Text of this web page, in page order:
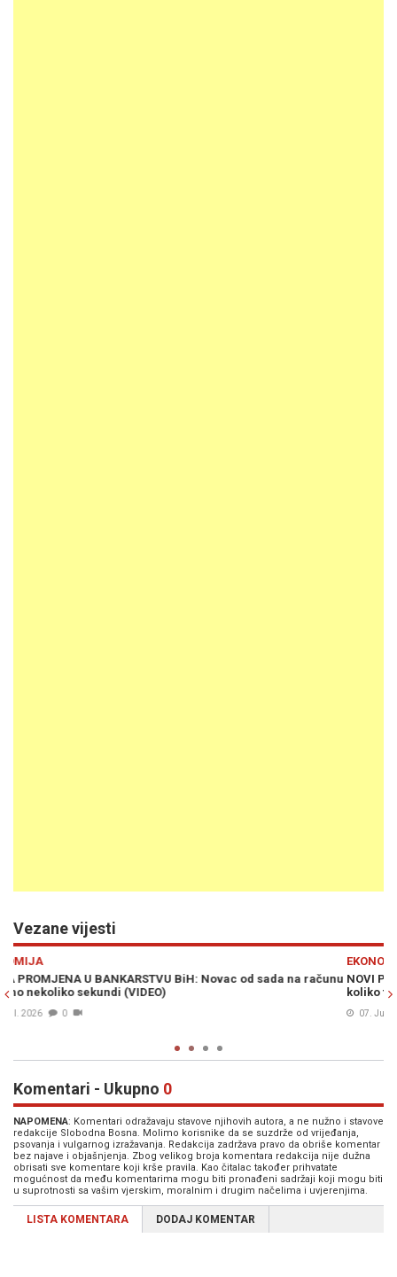
Vezane vijesti
EKONOMIJA
NOVI PODACI CBBIH: Građani BiH "na gomili" drže milijarde –
koliko tačno novca leži na računima
07. Jul. 2026
Komentari - Ukupno 0
NAPOMENA: Komentari odražavaju stavove njihovih autora, a ne nužno i stavove
redakcije Slobodna Bosna. Molimo korisnike da se suzdrže od vrijeđanja,
psovanja i vulgarnog izražavanja. Redakcija zadržava pravo da obriše komentar
bez najave i objašnjenja. Zbog velikog broja komentara redakcija nije dužna
obrisati sve komentare koji krše pravila. Kao čitalac također prihvatate
mogućnost da među komentarima mogu biti pronađeni sadržaji koji mogu biti
u suprotnosti sa vašim vjerskim, moralnim i drugim načelima i uvjerenjima.
LISTA KOMENTARA DODAJ KOMENTAR